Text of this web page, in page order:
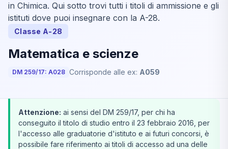
in Chimica. Qui sotto trovi tutti i titoli di ammissione e gli
istituti dove puoi insegnare con la A-28.
Classe A-28
Matematica e scienze
DM 259/17: A028 Corrisponde alle ex: A059
Attenzione: ai sensi del DM 259/17, per chi ha
conseguito il titolo di studio entro il 23 febbraio 2016, per
l'accesso alle graduatorie d'istituto e ai futuri concorsi, è
possibile fare riferimento ai titoli di accesso ad una delle